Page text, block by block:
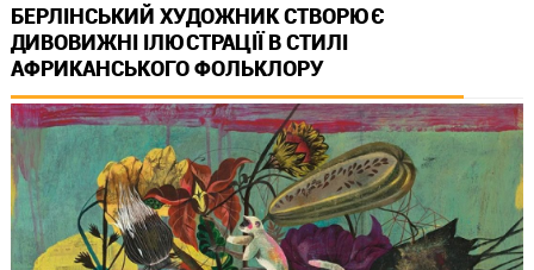
БЕРЛІНСЬКИЙ ХУДОЖНИК СТВОРЮЄ
ДИВОВИЖНІ ІЛЮСТРАЦІЇ В СТИЛІ
АФРИКАНСЬКОГО ФОЛЬКЛОРУ